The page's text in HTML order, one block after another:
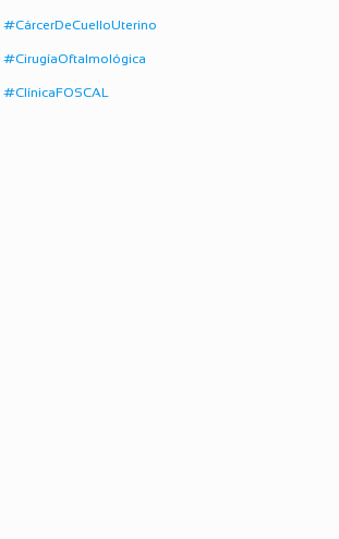
#CárcerDeCuelloUterino
#CirugíaOftalmológica
#ClínicaFOSCAL